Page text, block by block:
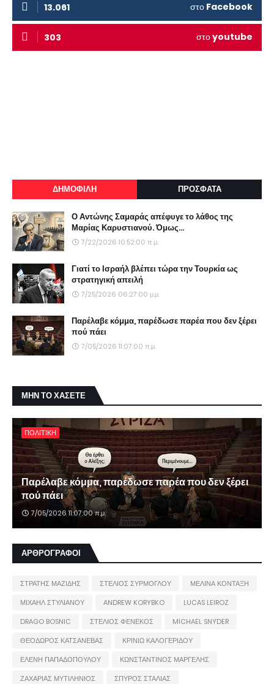
13.061 στο Facebook
303 στοyoutube
ΔΗΜΟΦΙΛΗ ΠΡΟΣΦΑΤΑ
Ο Αντώνης Σαμαράς απέφυγε το λάθος της
Μαρίας Καρυστιανού. Όμως...
7/22/2026 10:52:00 π.μ.
Γιατί το Ισραήλ βλέπει τώρα την Τουρκία ως
στρατηγική απειλή
7/25/2026 06:27:00 μ.μ.
Παρέλαβε κόμμα, παρέδωσε παρέα που δεν ξέρει
πού πάει
7/05/2026 11:07:00 π.μ.
ΜΗΝ ΤΟ ΧΑΣΕΤΕ
ΠΟΛΙΤΙΚΗ
Παρέλαβε κόμμα, παρέδωσε παρέα που δεν ξέρει
πού πάει
7/05/2026 11:07:00 π.μ.
ΑΡΘΡΟΓΡΑΦΟΙ
ΣΤΡΑΤΗΣ ΜΑΖΙΔΗΣ ΣΤΕΛΙΟΣ ΣΥΡΜΟΓΛΟΥ
ΜΕΛΙΝΑ ΚΟΝΤΑΞΗ
ΜΙΧΑΗΛ ΣΤΥΛΙΑΝΟΥ
ANDREW KORYBKO
LUCAS LEIROZ
DRAGO BOSNIC
ΣΤΕΛΙΟΣ ΦΕΝΕΚΟΣ
MICHAEL SNYDER
ΘΕΟΔΩΡΟΣ ΚΑΤΣΑΝΕΒΑΣ
ΚΡΙΝΙΩ ΚΑΛΟΓΕΡΙΔΟΥ
ΕΛΕΝΗ ΠΑΠΑΔΟΠΟΥΛΟΥ
ΚΩΝΣΤΑΝΤΙΝΟΣ ΜΑΡΓΕΛΗΣ
ΖΑΧΑΡΙΑΣ ΜΥΤΙΛΗΝΙΟΣ
ΣΠΥΡΟΣ ΣΤΑΛΙΑΣ